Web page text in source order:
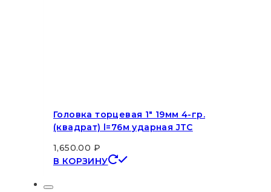
Головка торцевая 1″ 19мм 4-гр.
(квадрат) l=76м ударная JTC
1,650.00 ₽
В КОРЗИНУ